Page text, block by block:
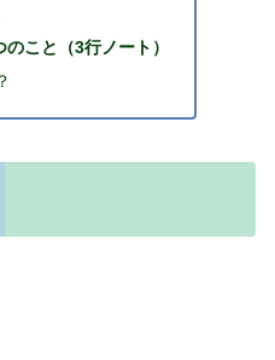
こと（3行ノート）